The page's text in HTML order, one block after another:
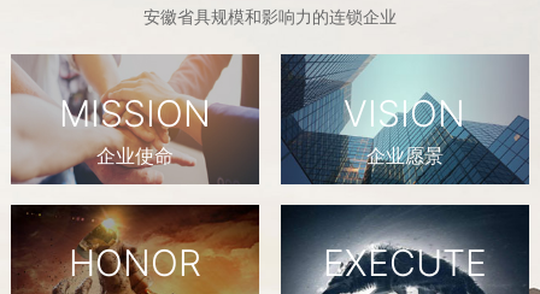
安徽省具规模和影响力的连锁企业
MISSION
企业使命
VISION
企业愿景
HONOR EXECUTE